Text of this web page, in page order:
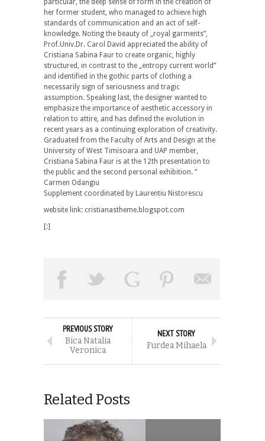
particular, the deep sense of form in the creation of
her former student, who managed to achieve high
standards of communication and an act of self-
knowledge. Noting the beauty of „royal garments”,
Prof.Univ.Dr. Carol David appreciated the ability of
Cristiana Sabina Faur to create organic, highly
structured, in contrast to the „entropy current world”
and identified in the gothic parts of clothing a
necessarily sign of seriousness and tragic
assumption. Speaking last, the designer wanted to
emphasize the importance of aesthetic accessory in
relation to attire, and has defined the evolution in
recent years as a continuing exploration of creativity.
Graduated from the Faculty of Arts and Design at the
University of West Timisoara and UAP member,
Cristiana Sabina Faur is at the 12th presentation to
the public and the second personal exhibition. ”
Carmen Odangiu
Supplement coordinated by Laurentiu Nistorescu
website link: cristianastheme.blogspot.com
[:]
PREVIOUS STORY
Bica Natalia
Veronica
NEXT STORY
Furdea Mihaela
Related Posts